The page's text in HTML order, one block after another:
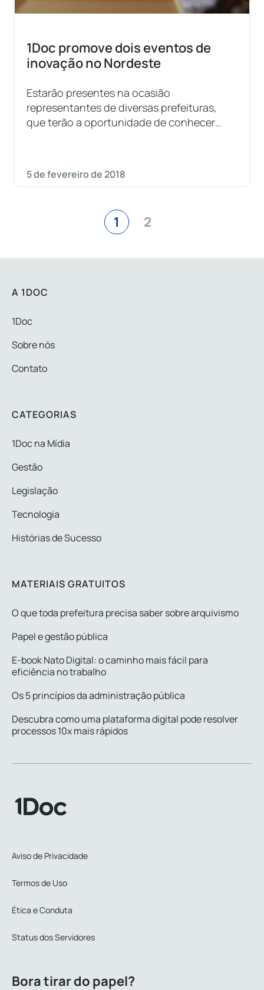
1Doc promove dois eventos de
inovação no Nordeste
Estarão presentes na ocasião
representantes de diversas prefeituras,
que terão a oportunidade de conhecer
5 de fevereiro de 2018
1 2
A 1DOC
1Doc
Sobre nós
Contato
CATEGORIAS
1Doc na Mídia
Gestão
Legislação
Tecnologia
Histórias de Sucesso
MATERIAIS GRATUITOS
O que toda prefeitura precisa saber sobre arquivismo
Papel e gestão pública
E-book Nato Digital: o caminho mais fácil para
eficiência no trabalho
Os 5 princípios da administração pública
Descubra como uma plataforma digital pode resolver
processos 10x mais rápidos
Aviso de Privacidade
Termos de Uso
Ética e Conduta
Status dos Servidores
Bora tirar do papel?